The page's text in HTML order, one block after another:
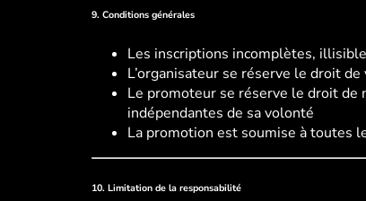
9. Conditions générales
Les inscriptions incomplètes,
L’organisateur se réserve le droit
Le promoteur se réserve le droit de
indépendantes de sa volonté
La promotion est soumise à toutes
10. Limitation de la responsabilité